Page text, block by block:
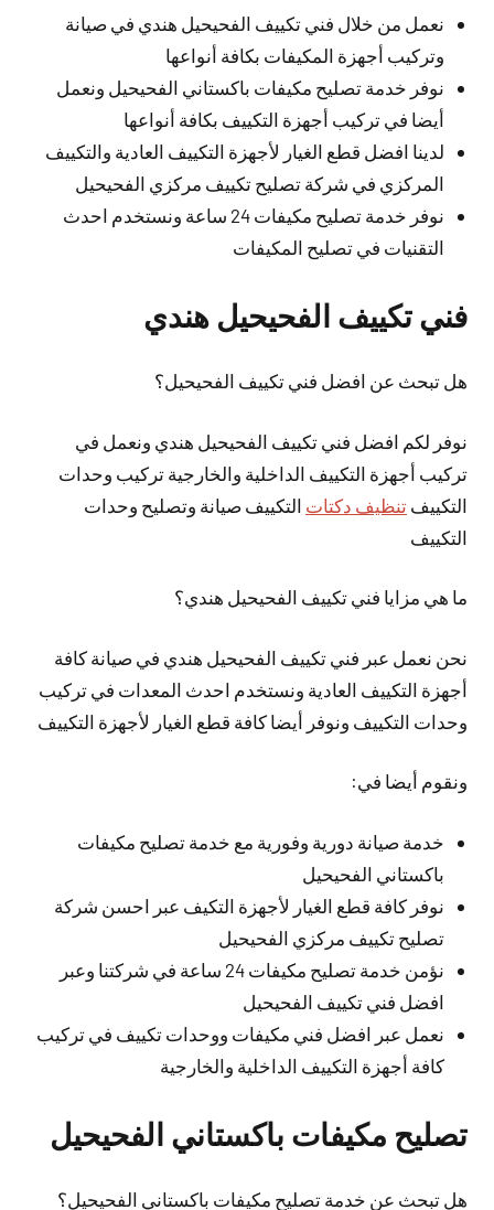
نعمل من خلال فني تكييف الفحيحيل هندي في صيانة
وتركيب أجهزة المكيفات بكافة أنواعها
نوفر خدمة تصليح مكيفات باكستاني الفحيحيل ونعمل
أيضا في تركيب أجهزة التكييف بكافة أنواعها
لدينا افضل قطع الغيار لأجهزة التكييف العادية والتكييف
المركزي في شركة تصليح تكييف مركزي الفحيحيل
نوفر خدمة تصليح مكيفات 24 ساعة ونستخدم احدث
التقنيات في تصليح المكيفات
فني تكييف الفحيحيل هندي
هل تبحث عن افضل فني تكييف الفحيحيل؟
نوفر لكم افضل فني تكييف الفحيحيل هندي ونعمل في
تركيب أجهزة التكييف الداخلية والخارجية تركيب وحدات
التكييف تنظيف دكتات التكييف صيانة وتصليح وحدات
التكييف
ما هي مزايا فني تكييف الفحيحيل هندي؟
نحن نعمل عبر فني تكييف الفحيحيل هندي في صيانة كافة
أجهزة التكييف العادية ونستخدم احدث المعدات في تركيب
وحدات التكييف ونوفر أيضا كافة قطع الغيار لأجهزة التكييف
ونقوم أيضا في:
خدمة صيانة دورية وفورية مع خدمة تصليح مكيفات
باكستاني الفحيحيل
نوفر كافة قطع الغيار لأجهزة التكيف عبر احسن شركة
تصليح تكييف مركزي الفحيحيل
نؤمن خدمة تصليح مكيفات 24 ساعة في شركتنا وعبر
افضل فني تكييف الفحيحيل
نعمل عبر افضل فني مكيفات ووحدات تكييف في تركيب
كافة أجهزة التكييف الداخلية والخارجية
تصليح مكيفات باكستاني الفحيحيل
هل تبحث عن خدمة تصليح مكيفات باكستاني الفحيحيل؟